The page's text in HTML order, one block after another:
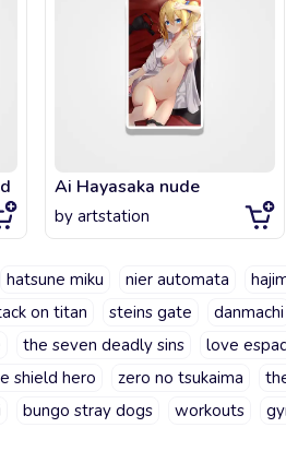
Ai Hayasaka nude
by artstation
hatsune miku nier automata
on titan steins gate danmachi
the seven deadly sins love
shield hero zero no tsukaima
bungo stray dogs workouts